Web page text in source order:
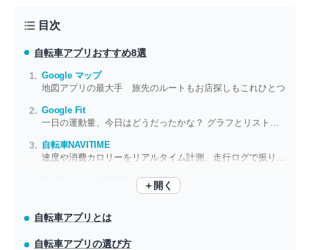
目次
自転車アプリ おすすめ8選
Google マップ
地図アプリの最大手 旅先のルートもお店探しもこれひとつ
Google Fit
一日の運動量、今日はどうだったかな？ グラフとリストで振り返り
自転車NAVITIME
速度や消費カロリーをリアルタイム計測、走行ログで振り返り
Cyclemeter バイクコンピュータ
5Kからフルマラソンまでトレーニングプランを内蔵
＋開く
自転車アプリとは
自転車アプリの選び方